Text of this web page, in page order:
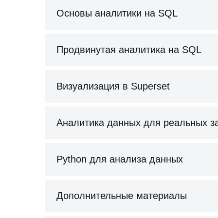
Основы аналитики на SQL
Продвинутая аналитика на SQL
Визуализация в Superset
Аналитика данных для реальных
Python для анализа данных
Дополнительные материалы